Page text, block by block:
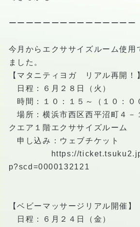
ーーーーーーーーーーーーーーー
今月からエクササイズルーム使用
ました。
【マタニティヨガ リアル再開！
日程：６月２８日（火）
時間：１０：１５～（１０：０
場所：横浜市西区西平沼町４－
クエア１階エクササイズルーム
申し込み：ウェブチケット
https://
p?scd=0000132121
【ベビーマッサージリアル開催】
日程：６月２４日（金）